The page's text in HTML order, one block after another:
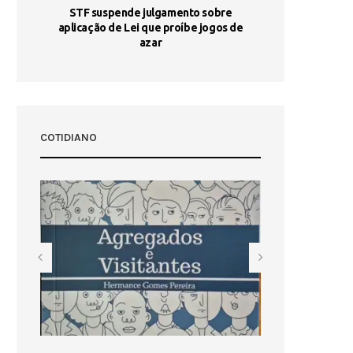
STF suspende julgamento sobre
aplicação de Lei que proíbe jogos de
azar
COTIDIANO